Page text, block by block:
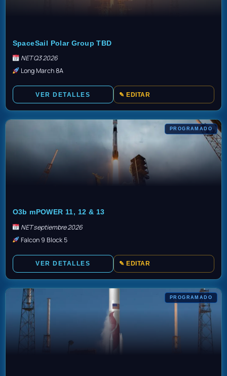
SpaceSail Polar Group TBD
NET Q3 2026
Long March 8A
VER DETALLES ✎ EDITAR
PROGRAMADO
O3b mPOWER 11, 12 & 13
NET septiembre 2026
Falcon 9 Block 5
VER DETALLES ✎ EDITAR
PROGRAMADO